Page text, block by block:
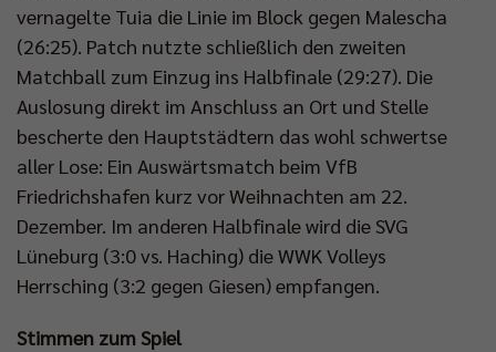
vernagelte Tuia die Linie im Block gegen Malescha
(26:25). Patch nutzte schließlich den zweiten
Matchball zum Einzug ins Halbfinale (29:27). Die
Auslosung direkt im Anschluss an Ort und Stelle
bescherte den Hauptstädtern das wohl schwertse
aller Lose: Ein Auswärtsmatch beim VfB
Friedrichshafen kurz vor Weihnachten am 22.
Dezember. Im anderen Halbfinale wird die SVG
Lüneburg (3:0 vs. Haching) die WWK Volleys
Herrsching (3:2 gegen Giesen) empfangen.
Stimmen zum Spiel